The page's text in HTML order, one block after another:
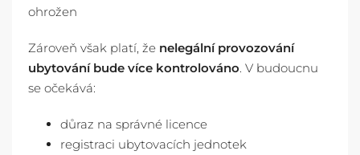
ohrožen
Zároveň však platí, že nelegální provozování
ubytování bude více kontrolováno. V budoucnu
se očekává:
důraz na správné licence
registraci ubytovacích jednotek